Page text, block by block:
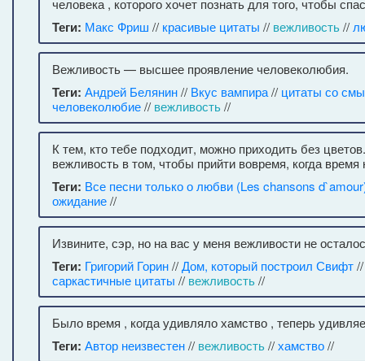
человека , которого хочет познать для того, чтобы
Теги: Макс Фриш // красивые цитаты // вежливость//
Вежливость — высшее проявление человеколюбия.
Теги: Андрей Белянин// Вкус вампира// цитаты со
человеколюбие// вежливость//
К тем, кто тебе подходит, можно приходить без
вежливость в том, чтобы прийти вовремя, когда время
Теги: Все песни только о любви (Les chansons
ожидание//
Извините, сэр, но на вас у меня вежливости не
Теги: Григорий Горин//Дом, который построил Свифт
саркастичные цитаты // вежливость//
Было время , когда удивляло хамство , теперь
Теги: Автор неизвестен// вежливость//хамство//